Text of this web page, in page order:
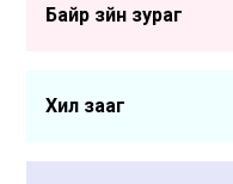
Байр зүйн зураг
Хил зааг